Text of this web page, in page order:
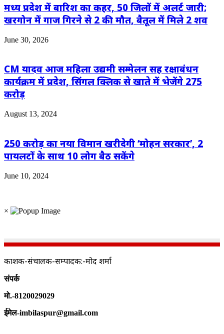
मध्य प्रदेश में बारिश का कहर, 50 जिलों में अलर्ट जारी;
खरगोन में गाज गिरने से 2 की मौत, बैतूल में मिले 2 शव
June 30, 2026
CM यादव आज महिला उद्यमी सम्मेलन सह रक्षाबंधन
कार्यक्रम में प्रदेश, सिंगल क्लिक से खाते में भेजेंगे 275
करोड़
August 13, 2024
250 करोड़ का नया विमान खरीदेगी ‘मोहन सरकार’, 2
पायलटों के साथ 10 लोग बैठ सकेंगे
June 10, 2024
×
प्रकाशक-संचालक-सम्पादक:-प्रमोद शर्मा
संपर्क
मो.-8120029029
ईमेल-imbilaspur@gmail.com